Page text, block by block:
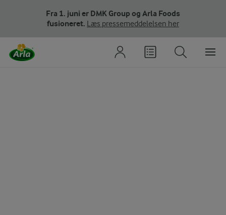
Fra 1. juni er DMK Group og Arla Foods
fusioneret. Læs pressemeddelelsen her